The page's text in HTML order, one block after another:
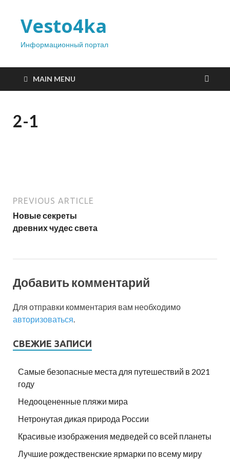
Vesto4ka
Информационный портал
MAIN MENU
2-1
PREVIOUS ARTICLE
Новые секреты
древних чудес света
Добавить комментарий
Для отправки комментария вам необходимо
авторизоваться
СВЕЖИЕ ЗАПИСИ
Самые безопасные места для путешествий в 2021
году
Недооцененные пляжи мира
Нетронутая дикая природа России
Красивые изображения медведей со всей планеты
Лучшие рождественские ярмарки по всему миру